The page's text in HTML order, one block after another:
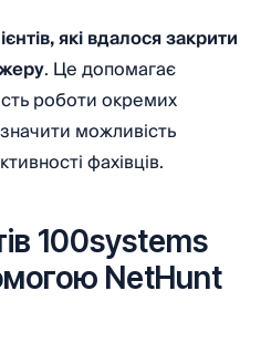
які вдалося закрити
. Це допомагає
роботи окремих
можливість
фахівців.
100systems
NetHunt